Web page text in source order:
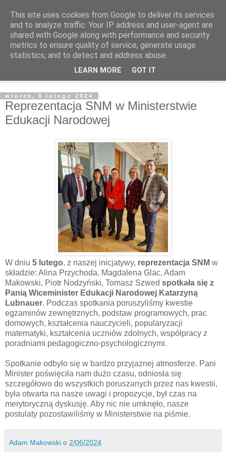
wtorek, 6 lutego 2024
Reprezentacja SNM w Ministerstwie
Edukacji Narodowej
W dniu 5 lutego, z naszej inicjatywy, reprezentacja SNM w
składzie: Alina Przychoda, Magdalena Glac, Adam
Makowski, Piotr Nodzyński, Tomasz Szwed spotkała się z
Panią Wiceminister Edukacji Narodowej Katarzyną
Lubnauer. Podczas spotkania poruszyliśmy kwestie
egzaminów zewnętrznych, podstaw programowych, prac
domowych, kształcenia nauczycieli, popularyzacji
matematyki, kształcenia uczniów zdolnych, współpracy z
poradniami pedagogiczno-psychologicznymi.
Spotkanie odbyło się w bardzo przyjaznej atmosferze. Pani
Minister poświęciła nam dużo czasu, odniosła się
szczegółowo do wszystkich poruszanych przez nas kwestii,
była otwarta na nasze uwagi i propozycje, był czas na
merytoryczną dyskusję. Aby nic nie umknęło, nasze
postulaty pozostawiliśmy w Ministerstwie na piśmie.
Adam Makowski o 2/06/2024
This site uses cookies from Google to deliver its services
and to analyze traffic. Your IP address and user-agent are
shared with Google along with performance and security
metrics to ensure quality of service, generate usage
statistics, and to detect and address abuse.
LEARN MORE GOT IT